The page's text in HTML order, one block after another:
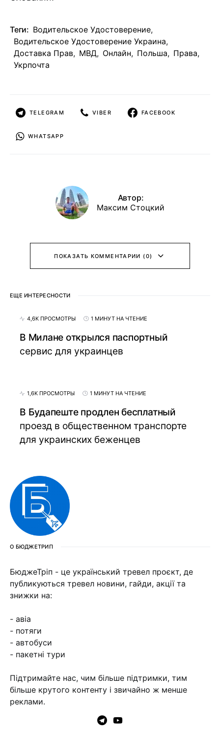
Теги: Водительское Удостоверение,
Водительское Удостоверение Украина,
Доставка Прав, МВД, Онлайн, Польша, Права,
Укрпочта
TELEGRAM VIBER FACEBOOK
WHATSAPP
Автор:
Максим Стоцкий
ПОКАЗАТЬ КОММЕНТАРИИ (0)
ЕЩЕ ИНТЕРЕСНОСТИ
4,6K ПРОСМОТРЫ 1 МИНУТ НА ЧТЕНИЕ
В Милане открылся паспортный
сервис для украинцев
1,6K ПРОСМОТРЫ 1 МИНУТ НА ЧТЕНИЕ
В Будапеште продлен бесплатный
проезд в общественном транспорте
для украинских беженцев
О БЮДЖЕТРИП
БюджеТріп - це український тревел проєкт, де
публикуються тревел новини, гайди, акції та
знижки на:
- авіа
- потяги
- автобуси
- пакетні тури
Підтримайте нас, чим більше підтримки, тим
більше крутого контенту і звичайно ж менше
реклами.